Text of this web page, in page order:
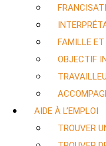
FAMILLE
OBJECTIF
AIDE À L’EMPLOI
TROUVER